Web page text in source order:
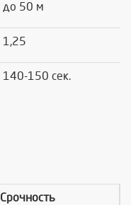
до 50 м
1,25
140-150 сек.
Срочность